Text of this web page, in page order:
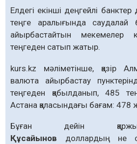
Елдегі екінші деңгейлі
теңге аралығында саудалай
айырбастайтын мекемелер
теңгеден сатып жатыр.
kurs.kz мәліметінше, қазір
валюта айырбастау
теңгеден қабылданып, 485
Астана қаласындағы бағам: 478
Бұған дейін
Құсайынов доллардың не